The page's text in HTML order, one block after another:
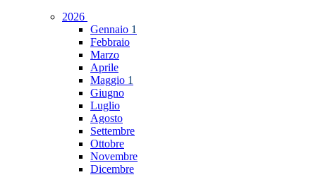
2026
Gennaio 1
Febbraio
Marzo
Aprile
Maggio 1
Giugno
Luglio
Agosto
Settembre
Ottobre
Novembre
Dicembre